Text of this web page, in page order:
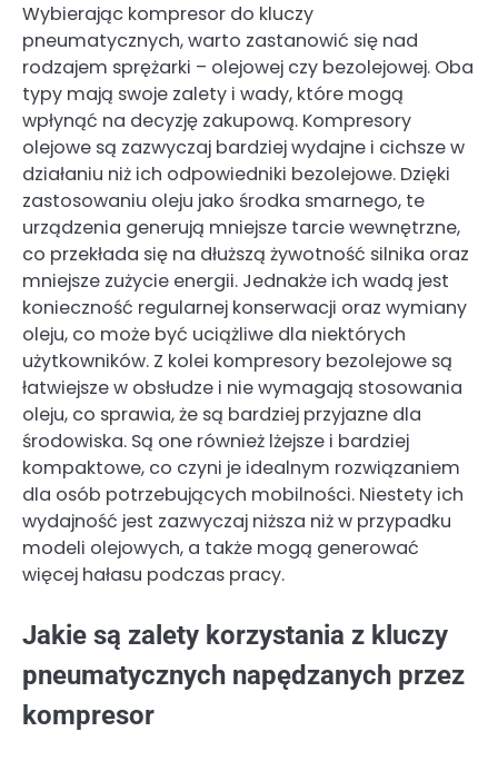
Wybierając kompresor do kluczy
pneumatycznych, warto zastanowić się nad
rodzajem sprężarki – olejowej czy bezolejowej. Oba
typy mają swoje zalety i wady, które mogą
wpłynąć na decyzję zakupową. Kompresory
olejowe są zazwyczaj bardziej wydajne i cichsze w
działaniu niż ich odpowiedniki bezolejowe. Dzięki
zastosowaniu oleju jako środka smarnego, te
urządzenia generują mniejsze tarcie wewnętrzne,
co przekłada się na dłuższą żywotność silnika oraz
mniejsze zużycie energii. Jednakże ich wadą jest
konieczność regularnej konserwacji oraz wymiany
oleju, co może być uciążliwe dla niektórych
użytkowników. Z kolei kompresory bezolejowe są
łatwiejsze w obsłudze i nie wymagają stosowania
oleju, co sprawia, że są bardziej przyjazne dla
środowiska. Są one również lżejsze i bardziej
kompaktowe, co czyni je idealnym rozwiązaniem
dla osób potrzebujących mobilności. Niestety ich
wydajność jest zazwyczaj niższa niż w przypadku
modeli olejowych, a także mogą generować
więcej hałasu podczas pracy.
Jakie są zalety korzystania z kluczy
pneumatycznych napędzanych przez
kompresor